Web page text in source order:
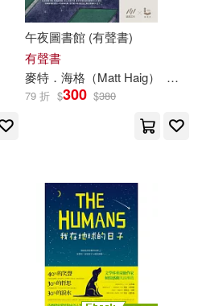
午夜圖書館 (有聲書)
有聲書
麥特 ． 海格 （Matt Haig） 章晉唯
79 折 $300 $380